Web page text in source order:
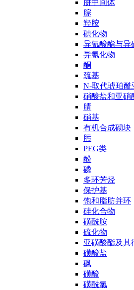
肼中间体
腙
羟胺
碘化物
异氰酸酯与异
异氰化物
酮
巯基
N-取代琥珀酰
硝酸盐和亚硝
腈
硝基
有机合成砌块
肟
PEG类
酚
磷
多环芳烃
保护基
饱和脂肪并环
硅化合物
磺酰胺
硫化物
亚磺酸酯及其
磺酸盐
砜
磺酸
磺酰氯